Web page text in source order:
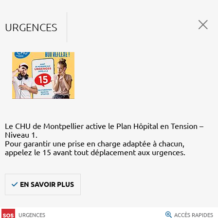
URGENCES
Le CHU de Montpellier active le Plan Hôpital en Tension –
Niveau 1.
Pour garantir une prise en charge adaptée à chacun,
appelez le 15 avant tout déplacement aux urgences.
EN SAVOIR PLUS
URGENCES ACCÈS RAPIDES